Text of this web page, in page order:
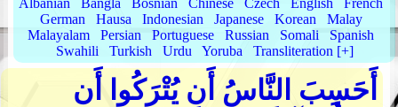
Albanian
Bangla Bosnian Chinese Czech English
French
German
Hausa Indonesian Japanese Korean
Malay
Malayalam
Persian Portuguese Russian Somali
Spanish
Swahili
Turkish Urdu Yoruba Transliteration [+]
أَحَسِبَ النَّاسُ أَن يُتْرَكُوا أَن